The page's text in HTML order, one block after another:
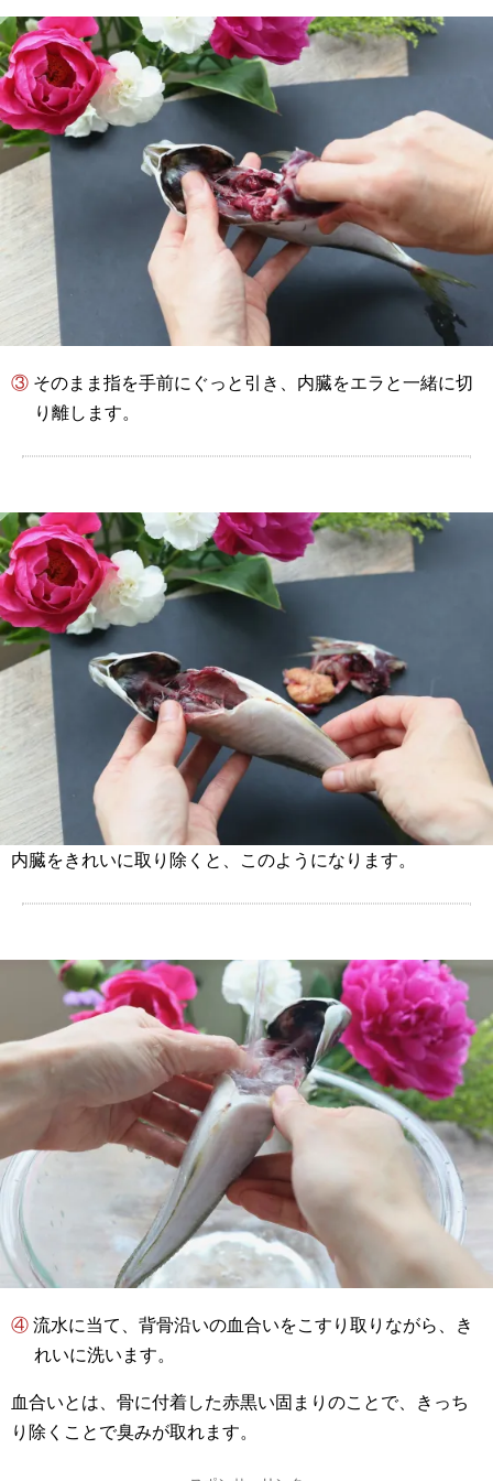
③ そのまま指を手前にぐっと引き、内臓をエラと一緒に切
り離します。
内臓をきれいに取り除くと、このようになります。
④ 流水に当て、背骨沿いの血合いをこすり取りながら、き
れいに洗います。
血合いとは、骨に付着した赤黒い固まりのことで、きっち
り除くことで臭みが取れます。